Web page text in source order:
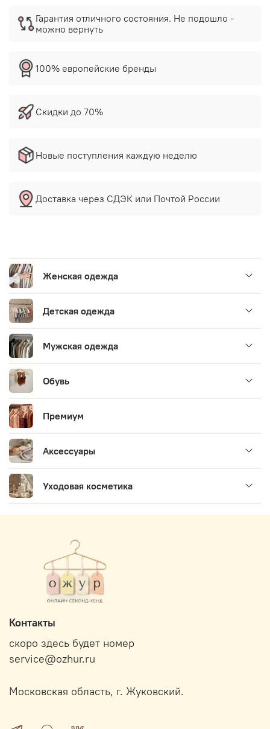
Гарантия отличного состояния. Не подошло -
можно вернуть
100% европейские бренды
Скидки до 70%
Новые поступления каждую неделю
Доставка через СДЭК или Почтой России
Женская одежда
Детская одежда
Мужская одежда
Обувь
Премиум
Аксессуары
Уходовая косметика
Контакты
скоро здесь будет номер
service@ozhur.ru
Московская область, г. Жуковский.